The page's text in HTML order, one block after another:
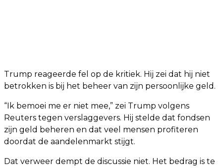
Trump reageerde fel op de kritiek. Hij zei dat hij niet
betrokken is bij het beheer van zijn persoonlijke geld.
“Ik bemoei me er niet mee,” zei Trump volgens
Reuters tegen verslaggevers. Hij stelde dat fondsen
zijn geld beheren en dat veel mensen profiteren
doordat de aandelenmarkt stijgt.
Dat verweer dempt de discussie niet. Het bedrag is te